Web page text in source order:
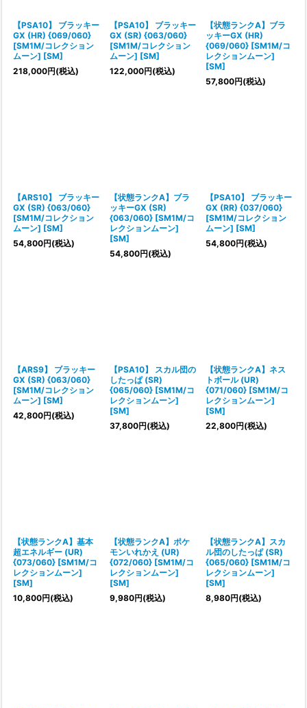
【PSA10】 ブラッキー
GX (HR) {069/060}
[SM1M/コレクション
ムーン] [SM]
218,000円(税込)
【PSA10】 ブラッキー
GX (SR) {063/060}
[SM1M/コレクション
ムーン] [SM]
122,000円(税込)
【状態ランクA】ブラ
ッキーGX (HR)
{069/060} [SM1M/コ
レクションムーン]
[SM]
57,800円(税込)
【ARS10】 ブラッキー
GX (SR) {063/060}
[SM1M/コレクション
ムーン] [SM]
54,800円(税込)
【状態ランクA】ブラ
ッキーGX (SR)
{063/060} [SM1M/コ
レクションムーン]
[SM]
54,800円(税込)
【PSA10】 ブラッキー
GX (RR) {037/060}
[SM1M/コレクション
ムーン] [SM]
54,800円(税込)
【ARS9】 ブラッキー
GX (SR) {063/060}
[SM1M/コレクション
ムーン] [SM]
42,800円(税込)
【PSA10】 スカル団の
したっぱ (SR)
{065/060} [SM1M/コ
レクションムーン]
[SM]
37,800円(税込)
【状態ランクA】ネス
トボール (UR)
{071/060} [SM1M/コ
レクションムーン]
[SM]
22,800円(税込)
【状態ランクA】基本
超エネルギー (UR)
{073/060} [SM1M/コ
レクションムーン]
[SM]
10,800円(税込)
【状態ランクA】ポケ
モンいれかえ (UR)
{072/060} [SM1M/コ
レクションムーン]
[SM]
9,980円(税込)
【状態ランクA】スカ
ル団のしたっぱ (SR)
{065/060} [SM1M/コ
レクションムーン]
[SM]
8,980円(税込)